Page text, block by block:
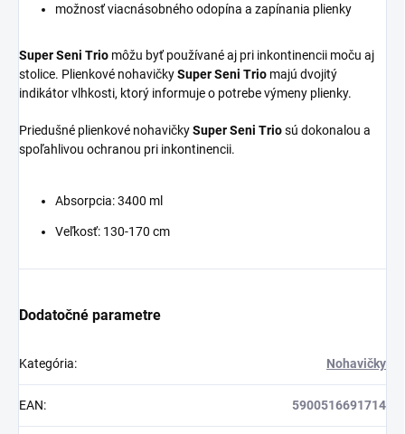
možnosť viacnásobného odopína a zapínania plienky
Super Seni Trio môžu byť používané aj pri inkontinencii moču aj
stolice. Plienkové nohavičkySuper Seni Trio majú dvojitý
indikátor vlhkosti, ktorý informuje o potrebe výmeny plienky.
Priedušné plienkové nohavičkySuper Seni Triosú dokonalou a
spoľahlivou ochranou pri inkontinencii.
Absorpcia: 3400 ml
Veľkosť: 130-170 cm
Dodatočné parametre
Kategória: Nohavičky
EAN: 5900516691714